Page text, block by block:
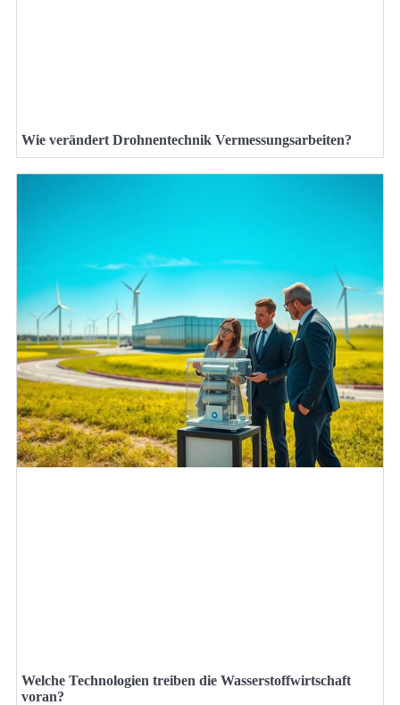
Wie verändert Drohnentechnik Vermessungsarbeiten?
Welche Technologien treiben die Wasserstoffwirtschaft
voran?